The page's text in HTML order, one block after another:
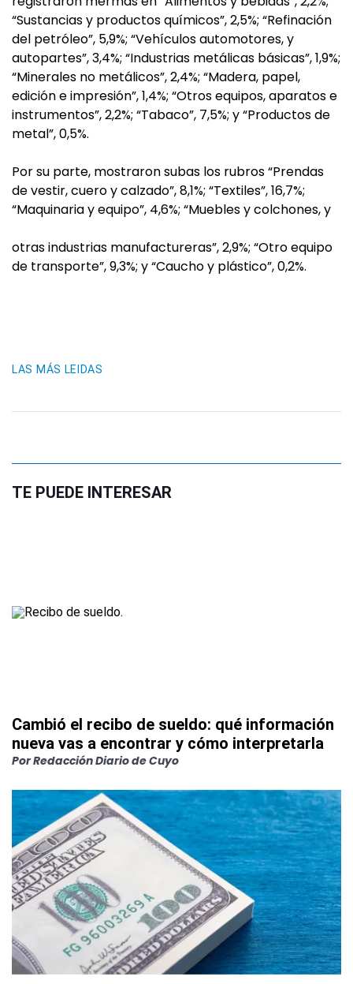
“Sustancias y productos químicos”, 2,5%; “Refinación
del petróleo”, 5,9%; “Vehículos automotores, y
autopartes”, 3,4%; “Industrias metálicas básicas”, 1,9%;
“Minerales no metálicos”, 2,4%; “Madera, papel,
edición e impresión”, 1,4%; “Otros equipos, aparatos e
instrumentos”, 2,2%; “Tabaco”, 7,5%; y “Productos de
metal”, 0,5%.
Por su parte, mostraron subas los rubros “Prendas
de vestir, cuero y calzado”, 8,1%; “Textiles”, 16,7%;
“Maquinaria y equipo”, 4,6%; “Muebles y colchones, y
otras industrias manufactureras”, 2,9%; “Otro equipo
de transporte”, 9,3%; y “Caucho y plástico”, 0,2%.
LAS MÁS LEIDAS
TE PUEDE INTERESAR
Cambió el recibo de sueldo: qué información
nueva vas a encontrar y cómo interpretarla
PorRedacción Diario de Cuyo